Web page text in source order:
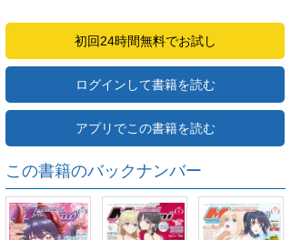
初回24時間無料でお試し
ログインして書籍を読む
アプリでこの書籍を読む
この書籍のバックナンバー